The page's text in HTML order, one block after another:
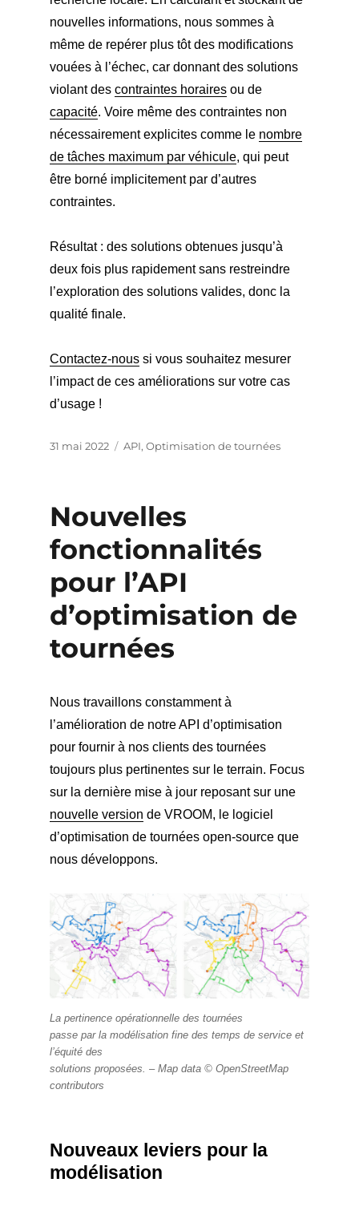
nouvelles informations, nous sommes à
même de repérer plus tôt des modifications
vouées à l’échec, car donnant des solutions
violant des contraintes horairesou de
capacité. Voire même des contraintes non
nécessairement explicites comme le nombre
de tâches maximum par véhicule, qui peut
être borné implicitement par d’autres
contraintes.
Résultat : des solutions obtenues jusqu’à
deux fois plus rapidement sans restreindre
l’exploration des solutions valides, donc la
qualité finale.
Contactez-noussi vous souhaitez mesurer
l’impact de ces améliorations sur votre cas
d’usage !
Publié
31 mai 2022 Catégories
API, Optimisation de tournées
Nouvelles
fonctionnalités
pour l’API
d’optimisation de
tournées
Nous travaillons constamment à
l’amélioration de notre API d’optimisation
pour fournir à nos clients des tournées
toujours plus pertinentes sur le terrain. Focus
sur la dernière mise à jour reposant sur une
nouvelle version de VROOM, le logiciel
d’optimisation de tournées open-source que
nous développons.
La pertinence opérationnelle des tournées
passe par la modélisation fine des temps de service et
l’équité des
solutions proposées. – Map data © OpenStreetMap
contributors
Nouveaux leviers pour la
modélisation